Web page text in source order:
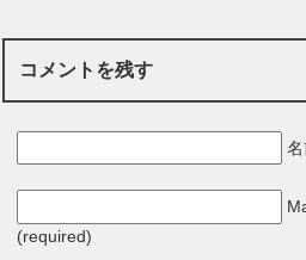
コメントを残す
(required)